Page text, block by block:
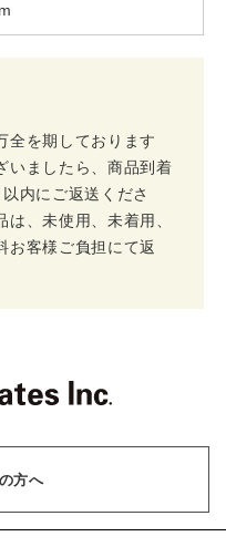
全を期しております
いましたら、商品到着
内にご返送くださ
、未使用、未着用、
お客様ご負担にて返
方へ